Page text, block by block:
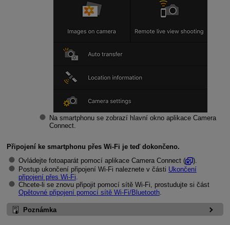
Na smartphonu se zobrazí hlavní okno aplikace Camera
Connect.
Připojení ke smartphonu přes Wi-Fi je teď dokončeno.
Ovládejte fotoaparát pomocí aplikace Camera Connect (
).
Postup ukončení připojení Wi-Fi naleznete v části Ukončení
připojení přes Wi-Fi
Chcete-li se znovu připojit pomocí sítě Wi-Fi , prostudujte si část
Opětovné připojení pomocí sítě Wi-Fi/Bluetooth.
Poznámka